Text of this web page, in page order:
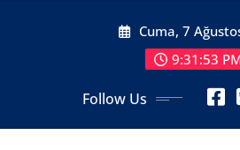
Cuma, 7
9:31:55
Follow Us